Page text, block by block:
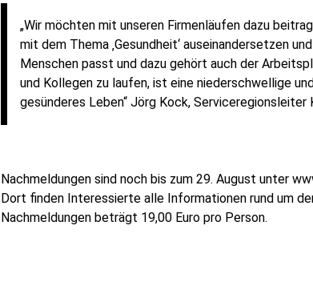
„Wir möchten mit unseren Firmenläufen dazu
mit dem Thema ‚Gesundheit‘ auseinandersetzen
Menschen passt und dazu gehört auch der
und Kollegen zu laufen, ist eine niederschwellige
gesünderes Leben“ Jörg Kock, Serviceregionsleiter
Nachmeldungen sind noch bis zum 29. August unter
Dort finden Interessierte alle Informationen rund um
Nachmeldungen beträgt 19,00 Euro pro Person.